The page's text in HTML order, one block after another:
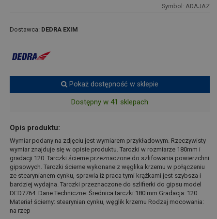
Symbol: ADAJAZ
Dostawca: DEDRA EXIM
Pokaż dostępność w sklepie
Dostępny w 41 sklepach
Opis produktu:
Wymiar podany na zdjęciu jest wymiarem przykładowym. Rzeczywisty
wymiar znajduje się w opisie produktu. Tarczki w rozmiarze 180mm i
gradacji 120. Tarczki ścierne przeznaczone do szlifowania powierzchni
gipsowych. Tarczki ścierne wykonane z węglika krzemu w połączeniu
ze stearynianem cynku, sprawia iż praca tymi krążkami jest szybsza i
bardziej wydajna. Tarczki przeznaczone do szlifierki do gipsu model
DED7764. Dane Techniczne: Średnica tarczki:180 mm Gradacja: 120
Materiał ścierny: stearynian cynku, węglik krzemu Rodzaj mocowania:
na rzep